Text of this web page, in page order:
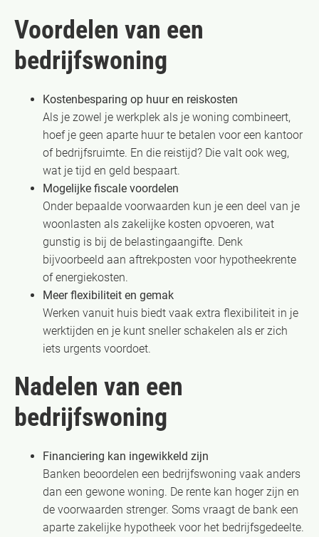
Voordelen van een
bedrijfswoning
Kostenbesparing op huur en reiskosten
Als je zowel je werkplek als je woning combineert,
hoef je geen aparte huur te betalen voor een kantoor
of bedrijfsruimte. En die reistijd? Die valt ook weg,
wat je tijd en geld bespaart.
Mogelijke fiscale voordelen
Onder bepaalde voorwaarden kun je een deel van je
woonlasten als zakelijke kosten opvoeren, wat
gunstig is bij de belastingaangifte. Denk
bijvoorbeeld aan aftrekposten voor hypotheekrente
of energiekosten.
Meer flexibiliteit en gemak
Werken vanuit huis biedt vaak extra flexibiliteit in je
werktijden en je kunt sneller schakelen als er zich
iets urgents voordoet.
Nadelen van een
bedrijfswoning
Financiering kan ingewikkeld zijn
Banken beoordelen een bedrijfswoning vaak anders
dan een gewone woning. De rente kan hoger zijn en
de voorwaarden strenger. Soms vraagt de bank een
aparte zakelijke hypotheek voor het bedrijfsgedeelte.